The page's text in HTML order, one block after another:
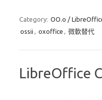
o
o
Category: OO.o /
ossii , oxoffice , 微軟替代
LibreOffice